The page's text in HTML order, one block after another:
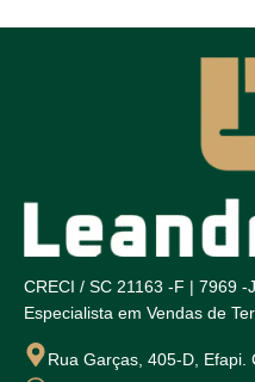
CRECI / SC 21163 -F | 7969 -
Especialista em Vendas de
Rua Garças, 405-D, Efapi.